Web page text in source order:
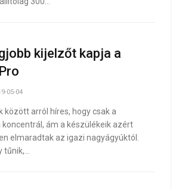
kijelzőt kapja a
05-04
között arról híres, hogy csak a
ám a készülékeik azért
elmaradtak az igazi nagyágyúktól.
tűnik,…